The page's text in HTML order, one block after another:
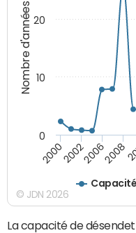
Nombre d'années
2000200220062008
0
10
20
© JDN 2026
La capacité de